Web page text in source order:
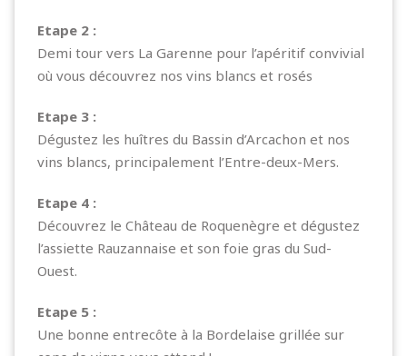
Etape 2 :
Demi tour vers La Garenne pour l’apéritif convivial
où vous découvrez nos vins blancs et rosés
Etape 3 :
Dégustez les huîtres du Bassin d’Arcachon et nos
vins blancs, principalement l’Entre-deux-Mers.
Etape 4 :
Découvrez le Château de Roquenègre et dégustez
l’assiette Rauzannaise et son foie gras du Sud-
Ouest.
Etape 5 :
Une bonne entrecôte à la Bordelaise grillée sur